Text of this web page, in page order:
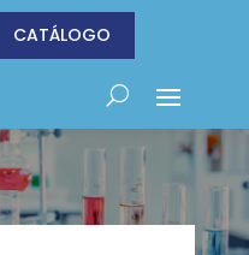
CATÁLOGO